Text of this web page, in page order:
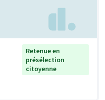
Retenue en
présélection
citoyenne